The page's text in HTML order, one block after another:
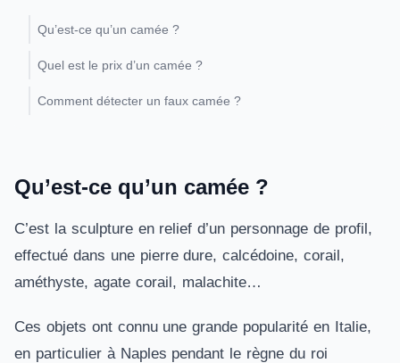
Qu’est-ce qu’un camée ?
Quel est le prix d’un camée ?
Comment détecter un faux camée ?
Qu’est-ce qu’un camée ?
C’est la sculpture en relief d’un personnage de profil,
effectué dans une pierre dure, calcédoine, corail,
améthyste, agate corail, malachite…
Ces objets ont connu une grande popularité en Italie,
en particulier à Naples pendant le règne du roi